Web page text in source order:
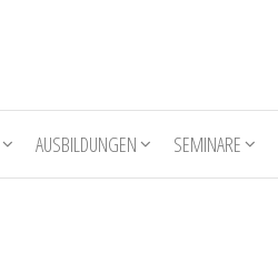
AUSBILDUNGEN SEMINARE